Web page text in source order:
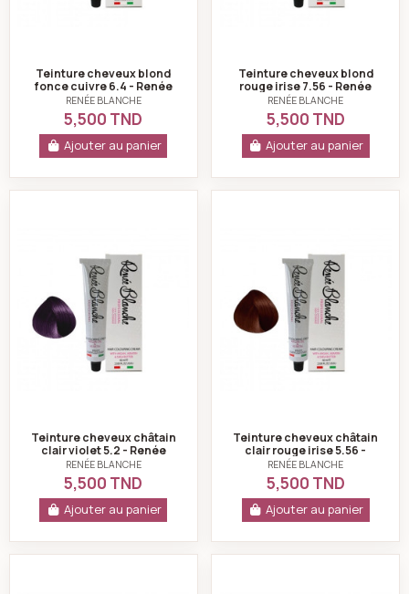
Teinture cheveux blond
fonce cuivre 6.4 - Renée
blanche
RENÉE BLANCHE
5,500 TND
Ajouter au panier
Teinture cheveux blond
rouge irise 7.56 - Renée
blanche
RENÉE BLANCHE
5,500 TND
Ajouter au panier
Teinture cheveux châtain
clair violet 5.2 - Renée
blanche
RENÉE BLANCHE
5,500 TND
Ajouter au panier
Teinture cheveux châtain
clair rouge irise 5.56 -
Renée blanche
RENÉE BLANCHE
5,500 TND
Ajouter au panier